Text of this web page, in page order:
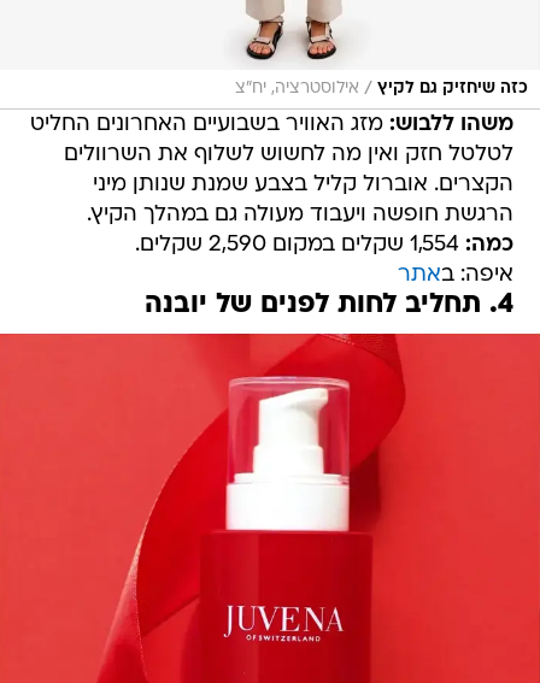
כזה שיחזיק גם לקיץ / אילוסטרציה, יח"צ
משהו ללבוש: מזג האוויר בשבועיים האחרונים החליט
לטלטל חזק ואין מה לחשוש לשלוף את השרוולים
הקצרים. אוברול קליל בצבע שמנת שנותן מיני
הרגשת חופשה ויעבוד מעולה גם במהלך הקיץ.
כמה:
איפה: באתר
4. תחליב לחות לפנים של יובנה